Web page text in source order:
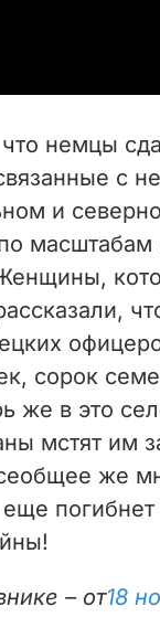
i
d
e
o
немцы
с
и
масштабам
сорок
же в это
мстят им
же
– от18